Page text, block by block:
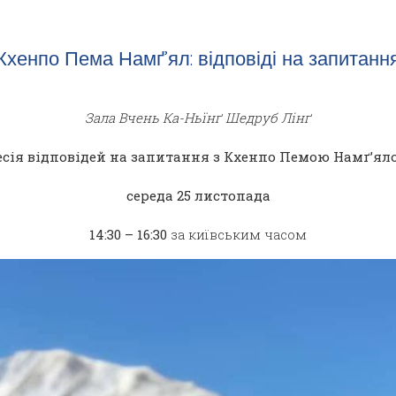
Пема Намґ’ял: відповіді на
Зала Вчень Ка-Ньїнґ Шедруб Лінґ
відповідей на запитання з Кхенпо Пемою
середа 25 листопада
14:30 – 16:30 за київським часом